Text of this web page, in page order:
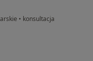
• konsultacja